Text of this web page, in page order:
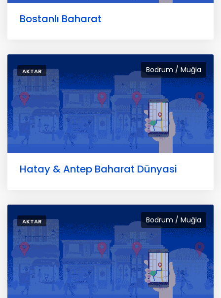
Bostanlı Baharat
Bodrum / Muğla
AKTAR
Hatay & Antep Baharat Dünyasi
Bodrum / Muğla
AKTAR